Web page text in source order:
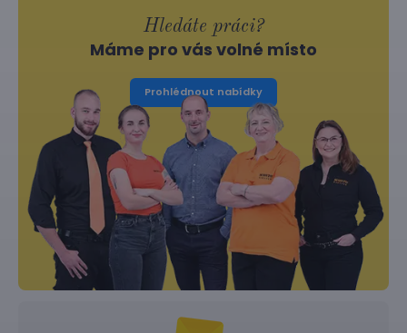
Hledáte práci?
Máme pro vás volné místo
Prohlédnout nabídky